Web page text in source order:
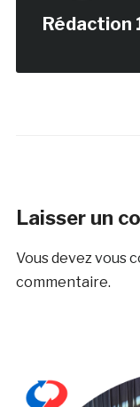
Rédaction
Laisser un
Vous devezvous
commentaire.